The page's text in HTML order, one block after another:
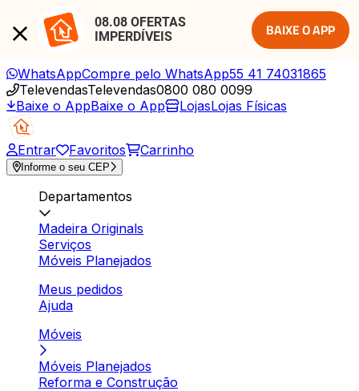
08.08 OFERTAS
IMPERDÍVEIS
BAIXE O APP
WhatsAppCompre pelo WhatsApp55 41 74031865
TelevendasTelevendas0800 080 0099
Baixe o AppBaixe o App LojasLojas Físicas
Entrar Favoritos Carrinho
Informe o seu CEP
Departamentos
Madeira Originals
Serviços
Móveis Planejados
Meus pedidos
Ajuda
Móveis
Móveis Planejados
Reforma e Construção